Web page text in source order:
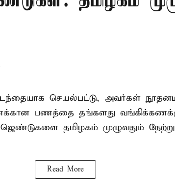
செயல்பட்டு, அவர்கள்
பணத்தை தங்களது
தமிழகம் முழுவதும்
Read More